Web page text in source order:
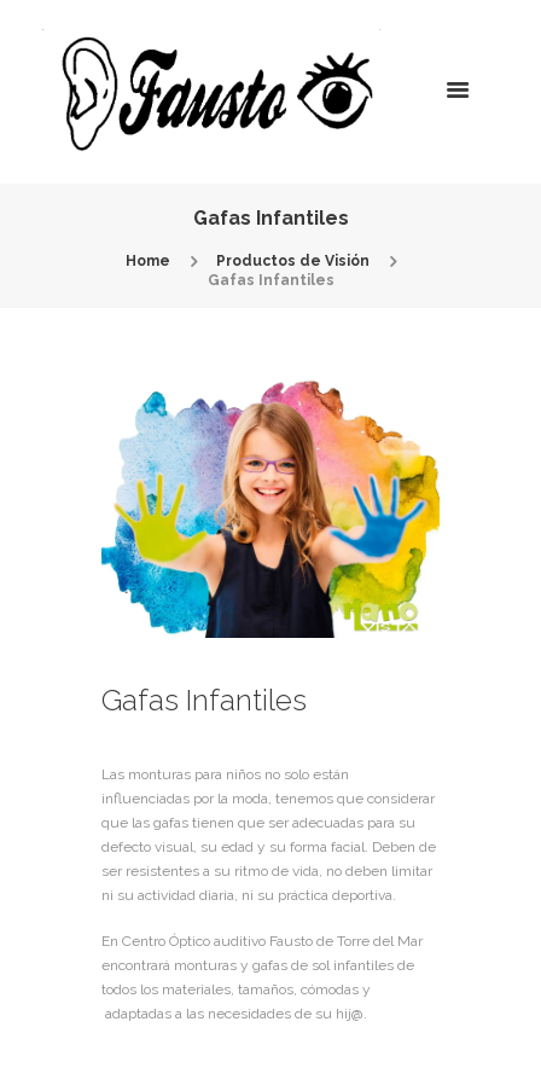
Gafas Infantiles
Home
Productos de Visión
Gafas Infantiles
Gafas Infantiles
Las monturas para niños no solo están
influenciadas por la moda, tenemos que considerar
que las gafas tienen que ser adecuadas para su
defecto visual, su edad y su forma facial. Deben de
ser resistentes a su ritmo de vida, no deben limitar
ni su actividad diaria, ni su práctica deportiva.
En Centro Óptico auditivo Fausto de Torre del Mar
encontrará monturas y gafas de sol infantiles de
todos los materiales, tamaños, cómodas y
adaptadas a las necesidades de su hij@.